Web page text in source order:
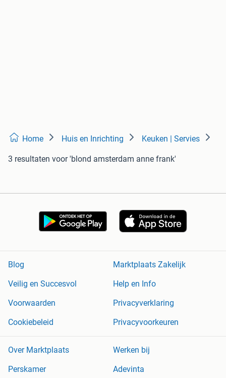
Home Huis en Inrichting Keuken | Servies
3 resultaten voor 'blond amsterdam anne frank'
Blog
Marktplaats Zakelijk
Veilig en Succesvol
Help en Info
Voorwaarden
Privacyverklaring
Cookiebeleid
Privacyvoorkeuren
Over Marktplaats
Werken bij
Perskamer
Adevinta